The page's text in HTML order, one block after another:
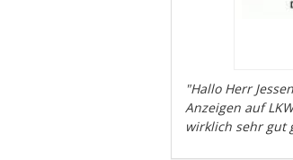
"Hallo Herr
Anzeigen auf
wirklich sehr gut